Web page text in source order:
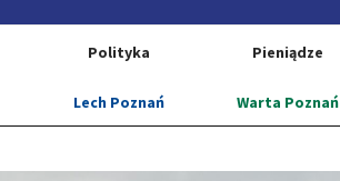
Polityka Pieniądze
Lech Poznań Warta Poznań